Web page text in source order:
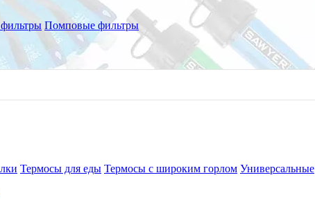
Помповые фильтры
Термосы для еды Термосы с широким горлом Универсальные